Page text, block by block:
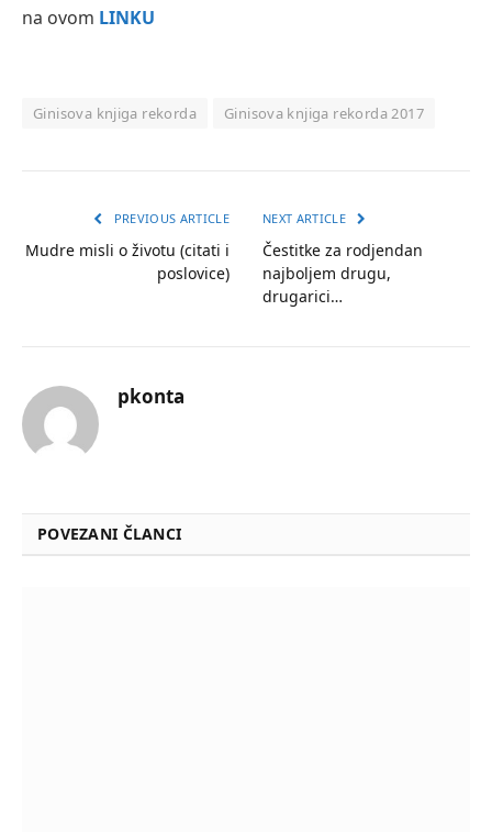
na ovom LINKU
Ginisova knjiga rekorda Ginisova knjiga rekorda 2017
PREVIOUS ARTICLE
Mudre misli o životu (citati i
poslovice)
NEXT ARTICLE
Čestitke za rodjendan
najboljem drugu,
drugarici…
pkonta
POVEZANI ČLANCI